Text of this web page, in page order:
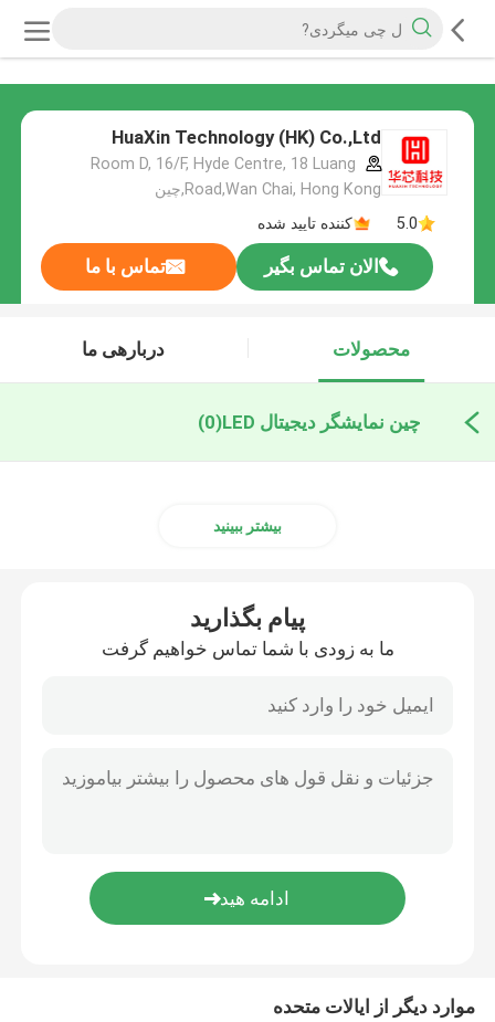
HuaXin Technology (HK) Co.,Ltd
Room D, 16/F, Hyde Centre, 18 Luang
Road,Wan Chai, Hong Kong,چین
5.0
کننده تایید شده
الان تماس بگیر تماس با ما
محصولات دربارهی ما
چین نمایشگر دیجیتال LED (0)
بیشتر ببینید
پیام بگذارید
ما به زودی با شما تماس خواهیم گرفت
موارد دیگر از ایالات متحده